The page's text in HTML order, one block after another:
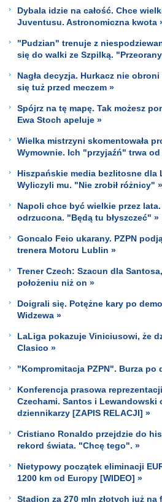
Dybala idzie na całość. Chce
Juventusu. Astronomiczna kwota
"Pudzian" trenuje z
się do walki ze Szpilką.
Nagła decyzja. Hurkacz nie
się tuż przed meczem »
Spójrz na tę mapę. Tak możesz
Ewa Stoch apeluje »
Wielka mistrzyni skomentowała
Wymownie. Ich "przyjaźń" trwa
Hiszpańskie media bezlitosne dla
Wyliczyli mu. "Nie zrobił różnicy" »
Napoli chce być wielkie przez
odrzucona. "Będą tu błyszczeć" »
Goncalo Feio ukarany. PZPN
trenera Motoru Lublin »
Trener Czech: Szacun dla
położeniu niż on »
Doigrali się. Potężne kary po
Widzewa »
LaLiga pokazuje Viniciusowi, że
Clasico »
"Kompromitacja PZPN". Burza po
Konferencja prasowa
Czechami. Santos i
dziennikarzy [ZAPIS RELACJI] »
Cristiano Ronaldo przejdzie do
rekord świata. "Chcę tego". »
Nietypowy początek eliminacji
1200 km od Europy [WIDEO] »
Stadion za 270 mln złotych już